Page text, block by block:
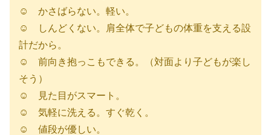
☺︎ かさばらない。軽い。
☺︎ しんどくない。肩全体で子どもの体重を支える設
計だから。
☺︎ 前向き抱っこもできる。（対面より子どもが楽し
そう）
☺︎ 見た目がスマート。
☺︎ 気軽に洗える。すぐ乾く。
☺︎ 値段が優しい。